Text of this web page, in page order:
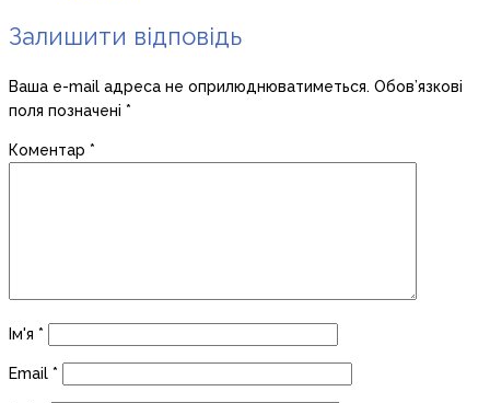
Залишити відповідь
Ваша e-mail адреса не оприлюднюватиметься. Обов’язкові
поля позначені *
Коментар *
Ім'я *
Email *